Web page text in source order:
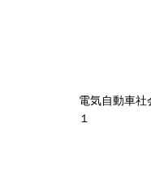
電気自動車
１